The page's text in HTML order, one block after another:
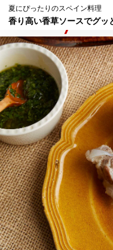
夏にぴったりのスペイン料理